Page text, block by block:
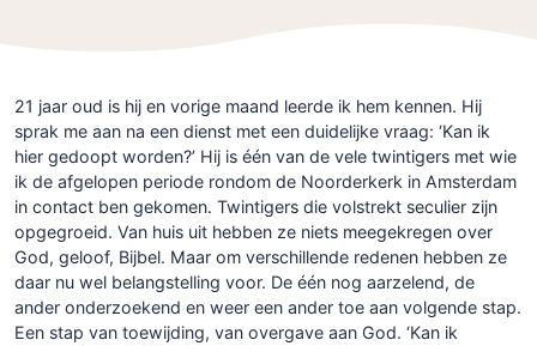
21 jaar oud is hij en vorige maand leerde ik hem kennen. Hij
sprak me aan na een dienst met een duidelijke vraag: ‘Kan ik
hier gedoopt worden?’ Hij is één van de vele twintigers met wie
ik de afgelopen periode rondom de Noorderkerk in Amsterdam
in contact ben gekomen. Twintigers die volstrekt seculier zijn
opgegroeid. Van huis uit hebben ze niets meegekregen over
God, geloof, Bijbel. Maar om verschillende redenen hebben ze
daar nu wel belangstelling voor. De één nog aarzelend, de
ander onderzoekend en weer een ander toe aan volgende stap.
Een stap van toewijding, van overgave aan God. ‘Kan ik